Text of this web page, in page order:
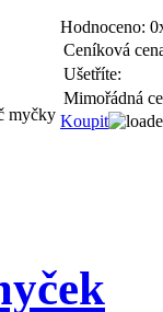
myčky
Hodnoceno:
Ceníková
Ušetříte:
Mimořádná
Koupit